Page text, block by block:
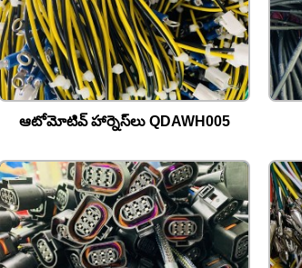
ఆటోమోటివ్ హార్నెస్‌లు QDAWH005